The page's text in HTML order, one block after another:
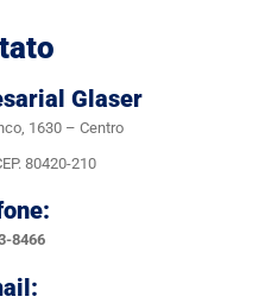
Glaser
1630 – Centro
80420-210
8466